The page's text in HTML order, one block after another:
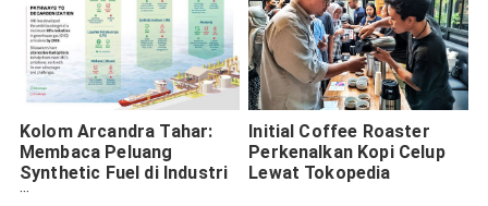
Kolom Arcandra Tahar:
Membaca Peluang
Synthetic Fuel di Industri
Maritim
Initial Coffee Roaster
Perkenalkan Kopi Celup
Lewat Tokopedia